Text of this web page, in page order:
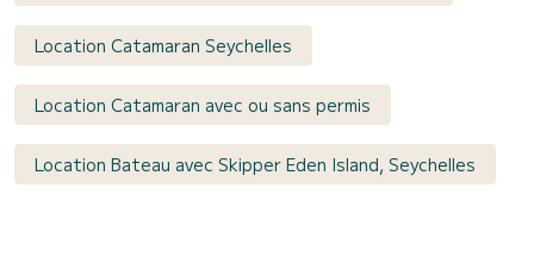
Location Catamaran Seychelles
Location Catamaran avec ou sans permis
Location Bateau avec Skipper Eden Island, Seychelles